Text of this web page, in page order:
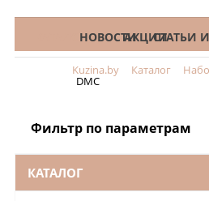
КАТАЛОГНОВОСТИАКЦИИСТАТЬИ
Kuzina.by Каталог
DMC
Фильтр по параметрам
КАТАЛОГ